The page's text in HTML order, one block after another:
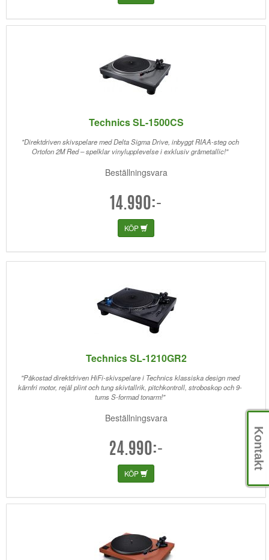
Technics SL-1500CS
"Direktdriven skivspelare med Delta Sigma Drive, inbyggt RIAA-steg och
Ortofon 2M Red – spelklar vinylupplevelse i exklusiv gråmetallic!"
Beställningsvara
14.990:-
KÖP
Technics SL-1210GR2
"Påkostad direktdriven HiFi-skivspelare i Technics klassiska design med
kärnfri motor, rejäl plint och tung skivtallrik, pitchkontroll, stroboskop och 9-
tums S-formad tonarm!"
Beställningsvara
24.990:-
KÖP
Kontakt